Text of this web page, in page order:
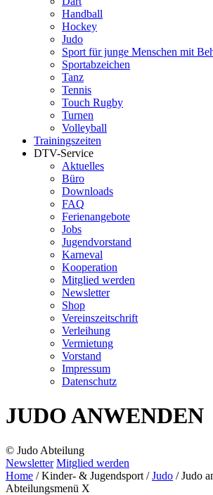
Handball
Hockey
Judo
Sport für junge Menschen mit
Sportabzeichen
Tanz
Tennis
Touch Rugby
Turnen
Volleyball
Trainingszeiten
DTV-Service
Aktuelles
Büro
Downloads
FAQ
Ferienangebote
Jobs
Jugendvorstand
Karneval
Kooperation
Mitglied werden
Newsletter
Shop
Vereins­zeitschrift
Verleihung
Vermietung
Vorstand
Impressum
Datenschutz­
JUDO ANWENDEN
© Judo Abteilung
Newsletter Mitglied werden
Home /Kinder- & Jugendsport /Judo /Judo
Abteilungsmenü X